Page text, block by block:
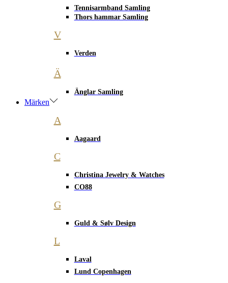
Tennisarmband Samling
Thors hammar Samling
V
Verden
Ä
Änglar Samling
Märken
A
Aagaard
C
Christina Jewelry & Watches
CO88
G
Guld & Sølv Design
L
Laval
Lund Copenhagen